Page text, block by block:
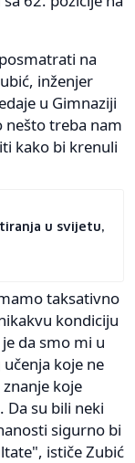
na
inženjer
u Gimnaziji
nešto treba nam
kako bi krenuli
u svijetu,
taksativno
kondiciju
da smo mi u
koje ne
koje
su bili neki
sigurno bi
ističe Zubić